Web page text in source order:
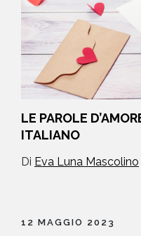
LE PAROLE
ITALIANO
Di Eva Luna Mascolino
12 MAGGIO 2023